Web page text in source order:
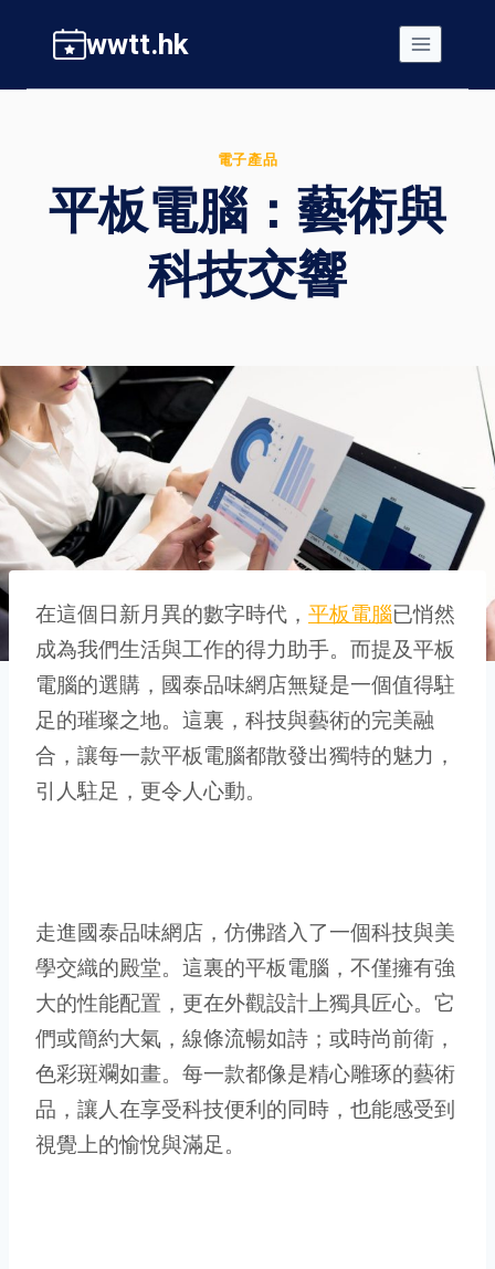
content
wwtt.hk
電子產品
平板電腦：藝術與
科技交響
在這個日新月異的數字時代， 平板電腦已悄然
成為我們生活與工作的得力助手。而提及平板
電腦的選購，國泰品味網店無疑是一個值得駐
足的璀璨之地。這裏，科技與藝術的完美融
合，讓每一款平板電腦都散發出獨特的魅力，
引人駐足，更令人心動。
走進國泰品味網店，仿佛踏入了一個科技與美
學交織的殿堂。這裏的平板電腦，不僅擁有強
大的性能配置，更在外觀設計上獨具匠心。它
們或簡約大氣，線條流暢如詩；或時尚前衛，
色彩斑斕如畫。每一款都像是精心雕琢的藝術
品，讓人在享受科技便利的同時，也能感受到
視覺上的愉悅與滿足。